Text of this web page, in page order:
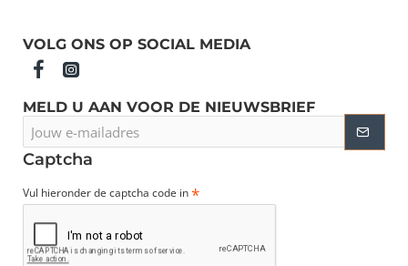
VOLG ONS OP SOCIAL MEDIA
MELD U AAN VOOR DE NIEUWSBRIEF
e-
mailadres
Captcha
Vul hieronder de captcha code in